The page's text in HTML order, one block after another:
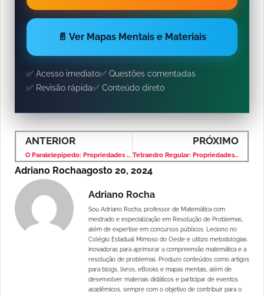
📄 Ver Mapas Mentais e Materiais
✅ Acesso imediato✅ Questões comentadas
✅ Revisão rápida✅ Conteúdo direto
ANTERIOR
O Paralelepípedo: Propriedades e Fórmulas Essenciais
PRÓXIMO
Tetraedro Regular: Propriedades, Fórmulas e Aplicações
Adriano Rochaagosto 20, 2024
Adriano Rocha
Sou Adriano Rocha, professor de Matemática com
mestrado e especialização em Resolução de Problemas,
além de expertise em concursos públicos. Leciono no
Colégio Estadual Mimoso do Oeste e utilizo metodologias
inovadoras para aprimorar a compreensão matemática e a
resolução de problemas. Produzo conteúdos como artigos
para blogs, livros, eBooks e mapas mentais, além de
desenvolver materiais didáticos e participar de eventos
acadêmicos, sempre com o objetivo de contribuir para o